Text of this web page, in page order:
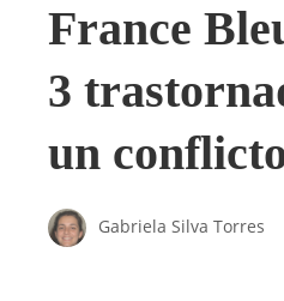
France
3
un
Gabriela Silva Torres